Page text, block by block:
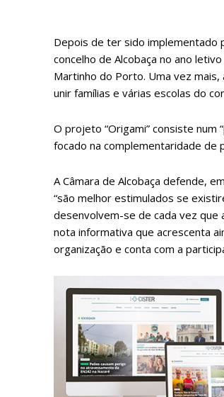
Depois de ter sido implementado
concelho de Alcobaça no ano
Martinho do Porto. Uma vez mais,
unir famílias e várias escolas do
O projeto “Origami” consiste
focado na complementaridade de
A Câmara de Alcobaça defende,
“são melhor estimulados se
desenvolvem-se de cada vez que
nota informativa que acrescenta
organização e conta com a